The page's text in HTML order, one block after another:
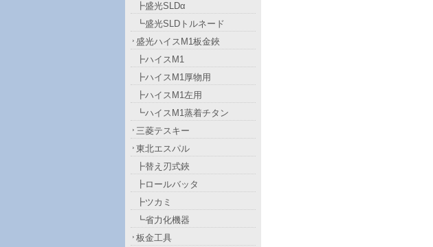
┣盛光SLDα
┗盛光SLDトルネード
盛光ハイスM1板金鋏
┣ハイスM1
┣ハイスM1厚物用
┣ハイスM1左用
┗ハイスM1蒸着チタン
三菱テスキー
東北エスパル
┣替え刃式鋏
┣ロールバッタ
┣ツカミ
┗省力化機器
板金工具